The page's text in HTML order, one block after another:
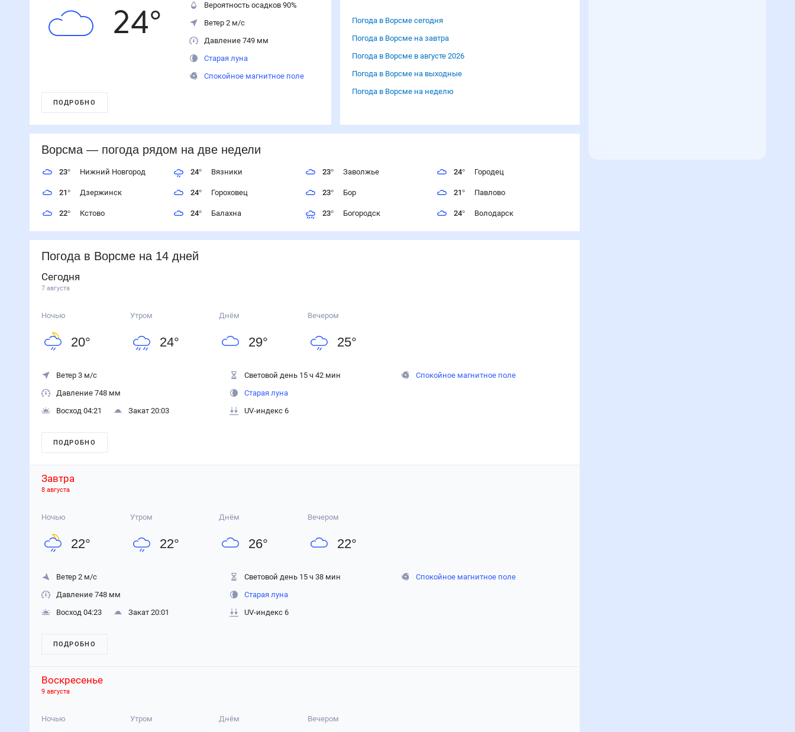
24°
Вероятность осадков 90%
Ветер 2 м/с
Давление 749 мм
Старая луна
Спокойное магнитное поле
ПОДРОБНО
Погода в Ворсме сегодня
Погода в Ворсме на завтра
Погода в Ворсме в августе 2026
Погода в Ворсме на выходные
Погода в Ворсме на неделю
Ворсма — погода рядомна две недели
23° Нижний Новгород
21° Дзержинск
22° Кстово
24° Вязники
24° Гороховец
24° Балахна
23° Заволжье
23° Бор
23° Богородск
24° Городец
21° Павлово
24° Володарск
Погода в Ворсмена 14 дней
Сегодня
7 августа
Ночью
20°
Утром
24°
Днём
29°
Вечером
25°
Ветер 3 м/с
Давление 748 мм
Восход 04:21
Закат 20:03
Световой день 15 ч 42 мин
Старая луна
UV-индекс 6
Спокойное магнитное поле
ПОДРОБНО
Завтра
8 августа
Ночью
22°
Утром
22°
Днём
26°
Вечером
22°
Ветер 2 м/с
Давление 748 мм
Восход 04:23
Закат 20:01
Световой день 15 ч 38 мин
Старая луна
UV-индекс 6
Спокойное магнитное поле
ПОДРОБНО
Воскресенье
9 августа
Ночью Утром Днём Вечером